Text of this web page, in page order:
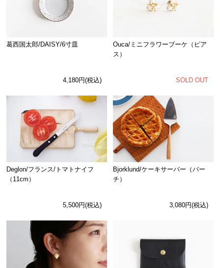
葛西国太郎/DAISY/6寸皿
4,180円(税込)
Ouca/ミニフラワーブーケ（ピア
ス）
SOLD OUT
Deglon/フランス/トマトナイフ
（11cm）
5,500円(税込)
Bjorklund/ケーキサーバー（バー
チ）
3,080円(税込)